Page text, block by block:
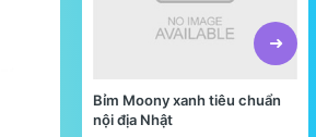
Bỉm Moony xanh tiêu chuẩn
nội địa Nhật